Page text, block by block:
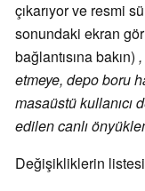
çıkarıyor ve resmi
sonundaki ekran
bağlantısına bakın)
etmeye, depo boru
masaüstü kullanıcı
edilen canlı
Değişikliklerin